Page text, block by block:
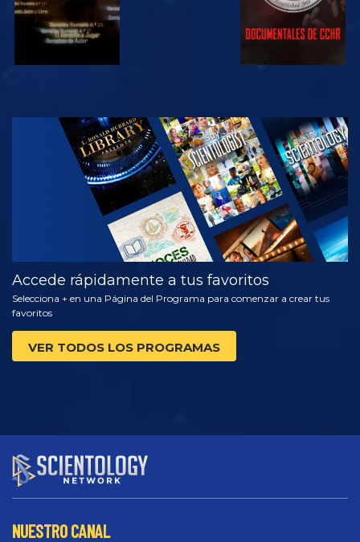
VE
EXPLORA LAS
SERIES
Accede rápidamente a tus favoritos
Selecciona + en una Página del Programa para comenzar a crear tus
favoritos
VER TODOS LOS PROGRAMAS
NUESTRO CANAL